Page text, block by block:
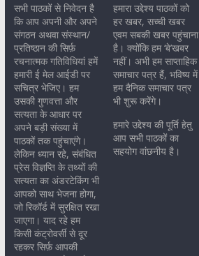
सभी पाठकों से निवेदन है
कि आप अपनी और अपने
संगठन अथवा संस्थान/
प्रतिष्ठान की सिर्फ़
रचनात्मक गतिविधियां हमें
हमारी ई मेल आईडी पर
सचित्र भेजिए। हम
उसकी गुणवत्ता और
सत्यता के आधार पर
अपने बड़ी संख्या में
पाठकों तक पहुंचाएंगे।
लेकिन ध्यान रहे, संबंधित
प्रेस विज्ञप्ति के तथ्यों की
सत्यता का अंडरटेकिंग भी
आपको साथ भेजना होगा,
जो रिकॉर्ड में सुरक्षित रखा
जाएगा। याद रहे हम
किसी कंट्रोवर्सी से दूर
रहकर सिर्फ़ आपकी
हमारा उद्देश्य पाठकों को
हर खबर, सच्ची खबर
एवम सबकी खबर पहुंचाना
है। क्योंकि हम ‘बे’खबर
नहीं। अभी हम साप्ताहिक
समाचार पत्र हैं, भविष्य में
हम दैनिक समाचार पत्र
भी शुरू करेंगे।
हमारे उद्देश्य की पूर्ति हेतु
आप सभी पाठकों का
सहयोग वांछनीय है।